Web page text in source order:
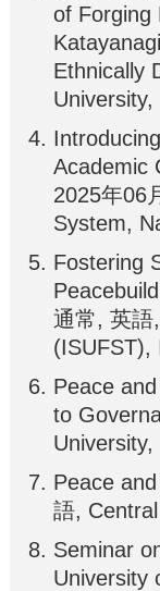
of Forging
Ethnically
Academic
2025年06
System,
Fostering
通常, 英語
(ISUFST),
Peace
to
Peace
語,
Seminar
University